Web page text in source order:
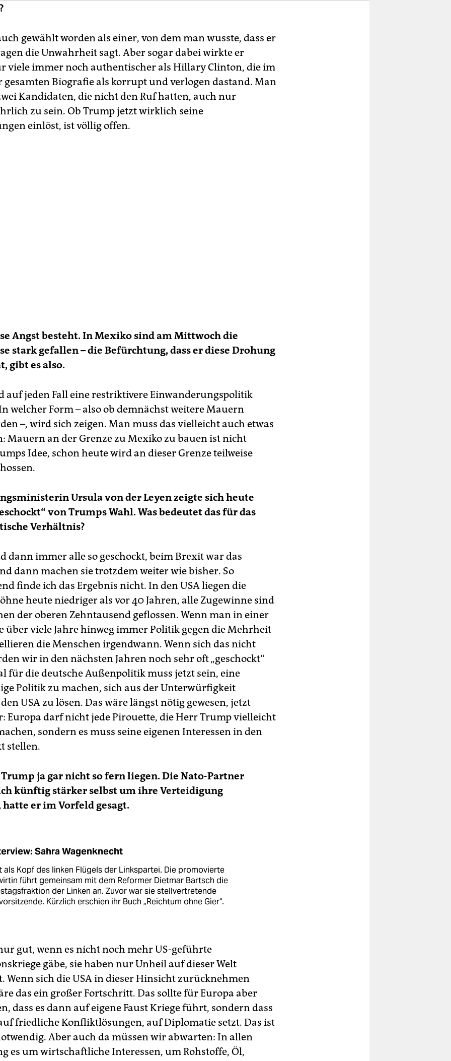
gewählt worden als einer, von dem man wusste, dass er
die Unwahrheit sagt. Aber sogar dabei wirkte er
viele immer noch authentischer als Hillary Clinton, die im
gesamten Biografie als korrupt und verlogen dastand. Man
Kandidaten, die nicht den Ruf hatten, auch nur
zu sein. Ob Trump jetzt wirklich seine
einlöst, ist völlig offen.
Angst besteht. In Mexiko sind am Mittwoch die
stark gefallen – die Befürchtung, dass er diese Drohung
gibt es also.
auf jeden Fall eine restriktivere Einwanderungspolitik
welcher Form – also ob demnächst weitere Mauern
–, wird sich zeigen. Man muss das vielleicht auch etwas
Mauern an der Grenze zu Mexiko zu bauen ist nicht
Idee, schon heute wird an dieser Grenze teilweise
Ursula von der Leyen zeigte sich heute
von Trumps Wahl. Was bedeutet das für das
Verhältnis?
dann immer alle so geschockt, beim Brexit war das
dann machen sie trotzdem weiter wie bisher. So
finde ich das Ergebnis nicht. In den USA liegen die
heute niedriger als vor 40 Jahren, alle Zugewinne sind
der oberen Zehntausend geflossen. Wenn man in einer
über viele Jahre hinweg immer Politik gegen die Mehrheit
die Menschen irgendwann. Wenn sich das nicht
wir in den nächsten Jahren noch sehr oft „geschockt“
für die deutsche Außenpolitik muss jetzt sein, eine
Politik zu machen, sich aus der Unterwürfigkeit
USA zu lösen. Das wäre längst nötig gewesen, jetzt
Europa darf nicht jede Pirouette, die Herr Trump vielleicht
sondern es muss seine eigenen Interessen in den
stellen.
ja gar nicht so fern liegen. Die Nato-Partner
künftig stärker selbst um ihre Verteidigung
er im Vorfeld gesagt.
Sahra Wagenknecht
als Kopf des linken Flügels der Linkspartei. Die promovierte
führt gemeinsam mit dem Reformer Dietmar Bartsch die
der Linken an. Zuvor war sie stellvertretende
Kürzlich erschien ihr Buch „Reichtum ohne Gier“.
gut, wenn es nicht noch mehr US-geführte
gäbe, sie haben nur Unheil auf dieser Welt
Wenn sich die USA in dieser Hinsicht zurücknehmen
das ein großer Fortschritt. Das sollte für Europa aber
dass es dann auf eigene Faust Kriege führt, sondern dass
friedliche Konfliktlösungen, auf Diplomatie setzt. Das ist
Aber auch da müssen wir abwarten: In allen
es um wirtschaftliche Interessen, um Rohstoffe, Öl,